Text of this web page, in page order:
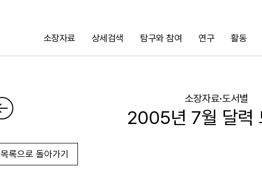
소장자료 상세검색 탐구와 참여 연구 활동
검색
소장자료·도서별
2005년 7월 달력
목록으로 돌아가기